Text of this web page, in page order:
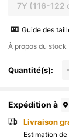
7Y (116-122
Guide des
À propos du stock
Quantité(s):
Expédition à
Livraison
Estimation